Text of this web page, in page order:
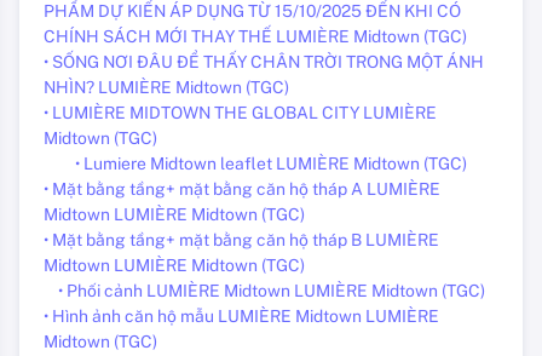
PHẨM DỰ KIẾN ÁP DỤNG TỪ 15/10/2025 ĐẾN KHI CÓ
CHÍNH SÁCH MỚI THAY THẾ LUMIÈRE Midtown (TGC)
• SỐNG NƠI ĐÂU ĐỂ THẤY CHÂN TRỜI TRONG MỘT ÁNH
NHÌN? LUMIÈRE Midtown (TGC)
• LUMIÈRE MIDTOWN THE GLOBAL CITY LUMIÈRE
Midtown (TGC)
• Lumiere Midtown leaflet LUMIÈRE Midtown (TGC)
• Mặt bằng tầng+ mặt bằng căn hộ tháp A LUMIÈRE
Midtown LUMIÈRE Midtown (TGC)
• Mặt bằng tầng+ mặt bằng căn hộ tháp B LUMIÈRE
Midtown LUMIÈRE Midtown (TGC)
• Phối cảnh LUMIÈRE Midtown LUMIÈRE Midtown (TGC)
• Hình ảnh căn hộ mẫu LUMIÈRE Midtown LUMIÈRE
Midtown (TGC)